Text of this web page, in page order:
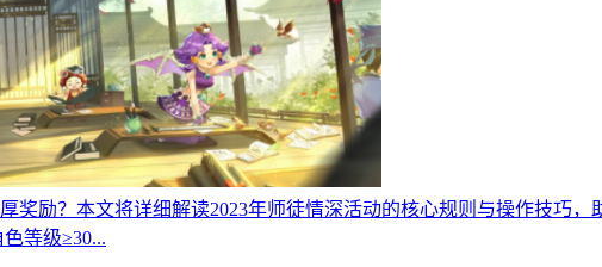
奖励？本文将详细解读2023年师徒情深活动的核心规则与操作技巧
等级≥30...